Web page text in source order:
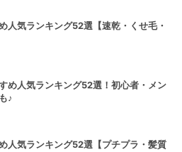
人気ランキング52選【速乾・くせ毛・
め人気ランキング52選！初心者・メン
♪
人気ランキング52選【プチプラ・髪質